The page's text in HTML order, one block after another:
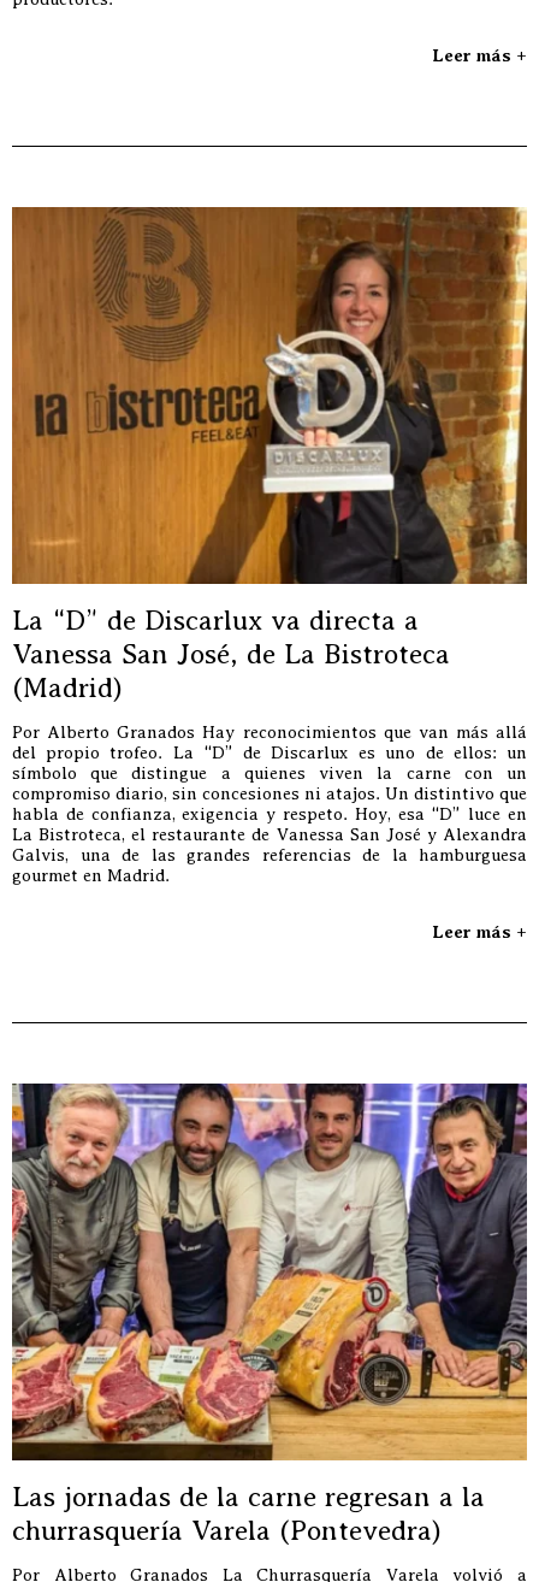
Leer más +
La “D” de Discarlux va directa a
Vanessa San José, de La Bistroteca
(Madrid)
Por Alberto Granados Hay reconocimientos que van más allá
del propio trofeo. La “D” de Discarlux es uno de ellos: un
símbolo que distingue a quienes viven la carne con un
compromiso diario, sin concesiones ni atajos. Un distintivo que
habla de confianza, exigencia y respeto. Hoy, esa “D” luce en
La Bistroteca, el restaurante de Vanessa San José y Alexandra
Galvis, una de las grandes referencias de la hamburguesa
gourmet en Madrid.
Leer más +
Las jornadas de la carne regresan a la
churrasquería Varela (Pontevedra)
Por Alberto Granados La Churrasquería Varela volvió a